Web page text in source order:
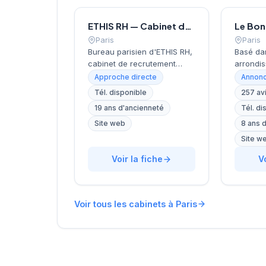
ETHIS RH — Cabinet de recrutement à Paris
Paris
Bureau parisien d'ETHIS RH,
cabinet de recrutement
fondé en 2007, spécialisé
dans le conseil en
ressources humaines, le
recrutement de cadres et
dirigeants, le coaching et
arrondissement de Paris, à
l'équipe accompagne les
dans leurs recherches de
personnalisée.
Approche directe
Tél. disponible
19 ans d'ancienneté
Site web
Voir la fiche
Paris
Basé
près de
cœur de
rue de
dans
note de
257
Tél.
8 ans
Site
Voir tous les cabinets à Paris